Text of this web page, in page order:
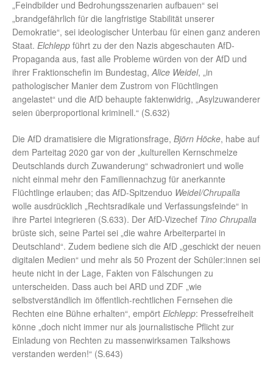
„Feindbilder und Bedrohungsszenarien aufbauen“ sei
„brandgefährlich für die langfristige Stabilität unserer
Demokratie“, sei ideologischer Unterbau für einen ganz anderen
Staat. Elchlepp führt zu der den Nazis abgeschauten AfD-
Propaganda aus, fast alle Probleme würden von der AfD und
ihrer Fraktionschefin im Bundestag,Alice Weidel, „in
pathologischer Manier dem Zustrom von Flüchtlingen
angelastet“ und die AfD behaupte faktenwidrig, „Asylzuwanderer
seien überproportional kriminell.“ (S.632)
Die AfD dramatisiere die Migrationsfrage, Björn Höcke, habe auf
dem Parteitag 2020 gar von der „kulturellen Kernschmelze
Deutschlands durch Zuwanderung“ schwadroniert und wolle
nicht einmal mehr den Familiennachzug für anerkannte
Flüchtlinge erlauben; das AfD-Spitzenduo Weidel/Chrupalla
wolle ausdrücklich „Rechtsradikale und Verfassungsfeinde“ in
ihre Partei integrieren (S.633). Der AfD-Vizechef Tino Chrupalla
brüste sich, seine Partei sei „die wahre Arbeiterpartei in
Deutschland“. Zudem bediene sich die AfD „geschickt der neuen
digitalen Medien“ und mehr als 50 Prozent der Schüler:innen sei
heute nicht in der Lage, Fakten von Fälschungen zu
unterscheiden. Dass auch bei ARD und ZDF „wie
selbstverständlich im öffentlich-rechtlichen Fernsehen die
Rechten eine Bühne erhalten“, empört Elchlepp: Pressefreiheit
könne „doch nicht immer nur als journalistische Pflicht zur
Einladung von Rechten zu massenwirksamen Talkshows
verstanden werden!“ (S.643)